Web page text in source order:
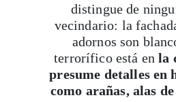
distingue de
vecindario: la
adornos son
terrorífico está en la
presume detalles
como arañas, alas